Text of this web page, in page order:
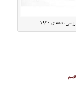
دهه ی ۱۹۲۰
فیلم